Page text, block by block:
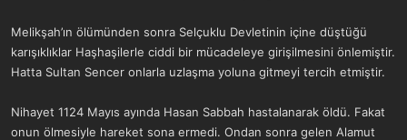
Melikşah’ın ölümünden sonra Selçuklu Devletinin içine düştüğü
karışıklıklar Haşhaşilerle ciddi bir mücadeleye girişilmesini önlemiştir.
Hatta Sultan Sencer onlarla uzlaşma yoluna gitmeyi tercih etmiştir.
Nihayet 1124 Mayıs ayında Hasan Sabbah hastalanarak öldü. Fakat
onun ölmesiyle hareket sona ermedi. Ondan sonra gelen Alamut